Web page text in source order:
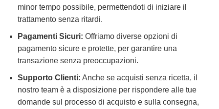
minor tempo possibile, permettendoti di iniziare il
trattamento senza ritardi.
Pagamenti Sicuri: Offriamo diverse opzioni di
pagamento sicure e protette, per garantire una
transazione senza preoccupazioni.
Supporto Clienti: Anche se acquisti senza ricetta, il
nostro team è a disposizione per rispondere alle tue
domande sul processo di acquisto e sulla consegna,